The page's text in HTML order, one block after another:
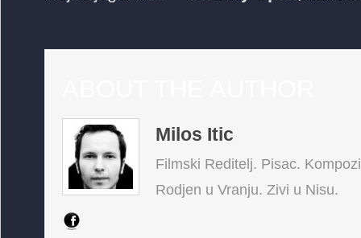
Milos Itic
Filmski Reditelj. Pisac.
Rodjen u Vranju. Zivi u Nisu.